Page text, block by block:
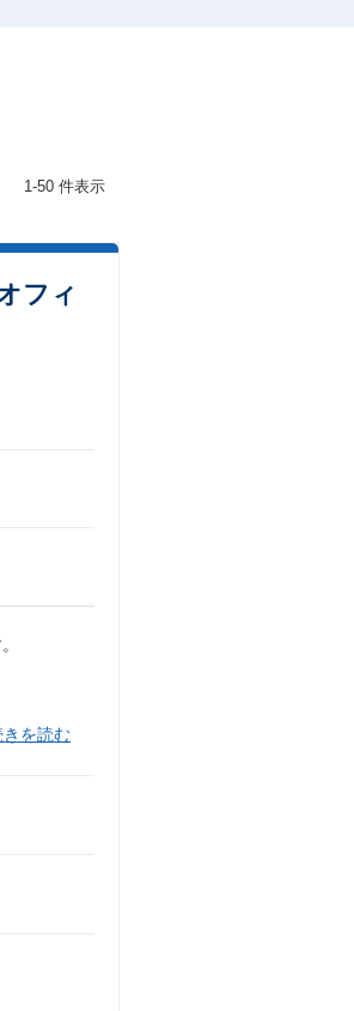
1-50 件表示
フィ
きを読む